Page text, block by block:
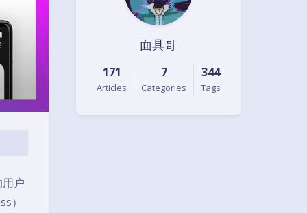
面具哥
171
Articles
7
Categories
344
Tags
户
）